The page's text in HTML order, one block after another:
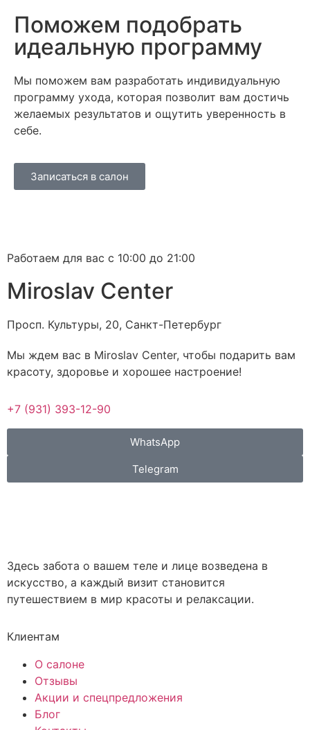
Поможем подобрать
идеальную программу
Мы поможем вам разработать индивидуальную
программу ухода, которая позволит вам достичь
желаемых результатов и ощутить уверенность в
себе.
Записаться в салон
Работаем для вас с 10:00 до 21:00
Miroslav Сenter
Просп. Культуры, 20, Санкт-Петербург
Мы ждем вас в Miroslav Сenter, чтобы подарить вам
красоту, здоровье и хорошее настроение!
+7 (931) 393-12-90
WhatsApp
Telegram
Здесь забота о вашем теле и лице возведена в
искусство, а каждый визит становится
путешествием в мир красоты и релаксации.
Клиентам
О салоне
Отзывы
Акции и спецпредложения
Блог